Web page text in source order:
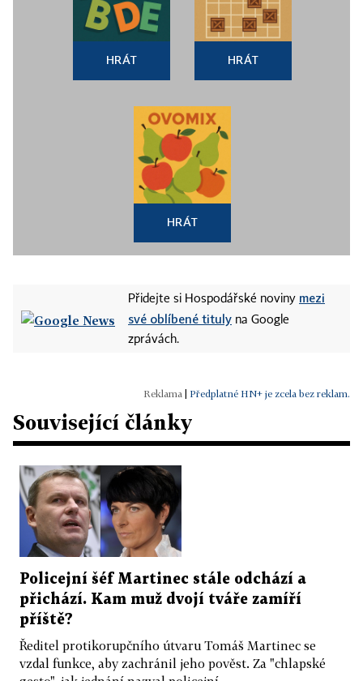
HRÁT HRÁT
HRÁT
Přidejte si Hospodářské noviny mezi
své oblíbené tituly na Google
zprávách.
Předplatné HN+ je zcela bez reklam.
Související články
Policejní šéf Martinec stále odchází a
přichází. Kam muž dvojí tváře zamíří
příště?
Ředitel protikorupčního útvaru Tomáš Martinec se
vzdal funkce, aby zachránil jeho pověst. Za "chlapské